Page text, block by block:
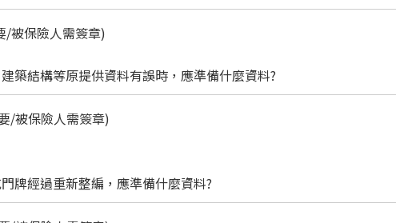
/被保險人需簽章)
築結構等原提供資料有誤時，應準備什麼資料?
/被保險人需簽章)
牌經過重新整編，應準備什麼資料?